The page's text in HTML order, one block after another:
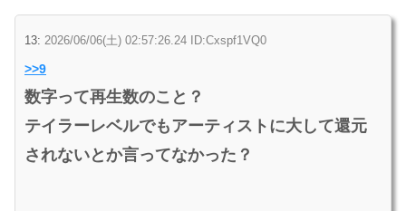
13: 2026/06/06(土) 02:57:26.24 ID:Cxspf1VQ0
>>9
数字って再生数のこと？
テイラーレベルでもアーティストに大して還元
されないとか言ってなかった？